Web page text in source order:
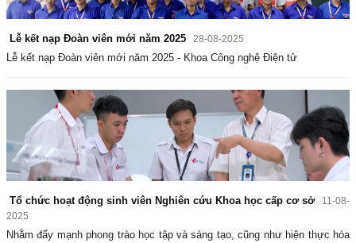
Lễ kết nạp Đoàn viên mới năm 2025 28-08-2025
Lễ kết nạp Đoàn viên mới năm 2025 - Khoa Công nghệ Điện tử
Tổ chức hoạt động sinh viên Nghiên cứu Khoa học cấp cơ sở
11-08-
2025
Nhằm đẩy mạnh phong trào học tập và sáng tạo, cũng như hiện thực hóa